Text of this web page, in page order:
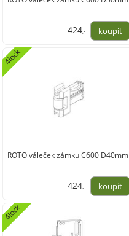
424,-
ROTO váleček zámku C600 D40mm
4lock
424,-
4lock